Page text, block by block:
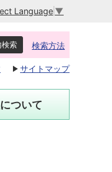
Language ▼
検索方法
サイトマップ
ついて